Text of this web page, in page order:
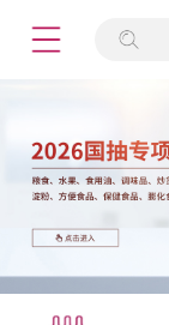
标准物质
产品专项